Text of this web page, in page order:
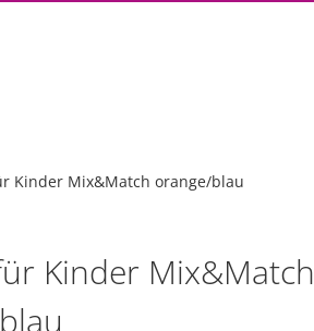
Kinder Mix&Match orange/blau
Kinder Mix&Match